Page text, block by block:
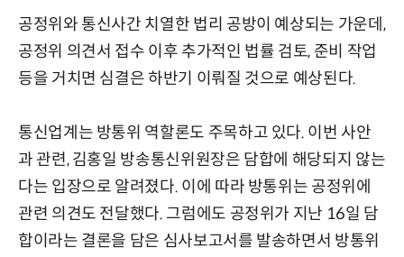
공정위와 통신사간 치열한 법리 공방이 예상되는 가운데,
공정위 의견서 접수 이후 추가적인 법률 검토, 준비 작업
등을 거치면 심결은 하반기 이뤄질 것으로 예상된다.
통신업계는 방통위 역할론도 주목하고 있다. 이번 사안
과 관련, 김홍일 방송통신위원장은 담합에 해당되지 않는
다는 입장으로 알려졌다. 이에 따라 방통위는 공정위에
관련 의견도 전달했다. 그럼에도 공정위가 지난 16일 담
합이라는 결론을 담은 심사보고서를 발송하면서 방통위